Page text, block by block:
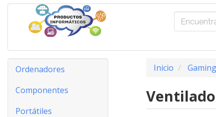
Ordenadores
Componentes
Portátiles
Inicio